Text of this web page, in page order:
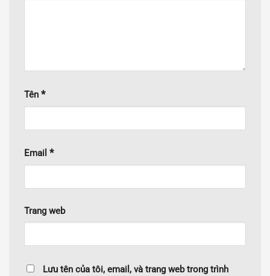
Tên *
Email *
Trang web
Lưu tên của tôi, email, và trang web trong trình